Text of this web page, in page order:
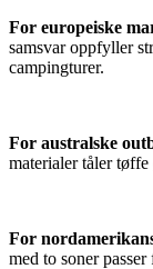
For europeiske
samsvar oppfyller
campingturer.
For australske
materialer tåler
For
med to soner